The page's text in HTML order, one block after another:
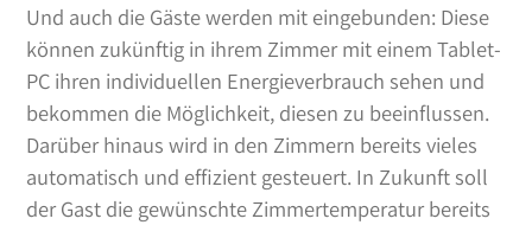
Und auch die Gäste werden mit eingebunden: Diese
können zukünftig in ihrem Zimmer mit einem Tablet-
PC ihren individuellen Energieverbrauch sehen und
bekommen die Möglichkeit, diesen zu beeinflussen.
Darüber hinaus wird in den Zimmern bereits vieles
automatisch und effizient gesteuert. In Zukunft soll
der Gast die gewünschte Zimmertemperatur bereits